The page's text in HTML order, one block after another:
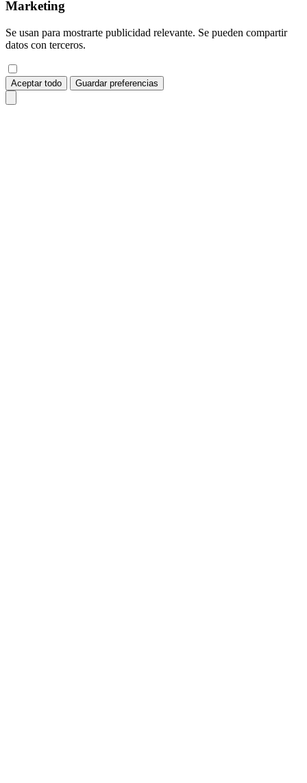
Marketing
Se usan para mostrarte publicidad relevante. Se pueden compartir
datos con terceros.
Aceptar todo Guardar preferencias